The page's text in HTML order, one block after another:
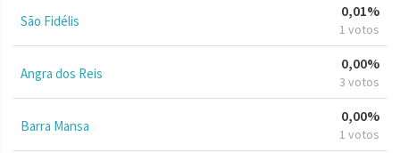
São Fidélis
0,01%
1 votos
Angra dos Reis
0,00%
3 votos
Barra Mansa
0,00%
1 votos